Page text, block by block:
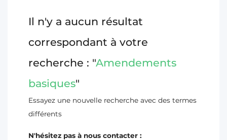
Il n'y a aucun résultat
correspondant à votre
recherche : "Amendements
basiques"
Essayez une nouvelle recherche avec des termes
différents
N'hésitez pas à nous contacter :